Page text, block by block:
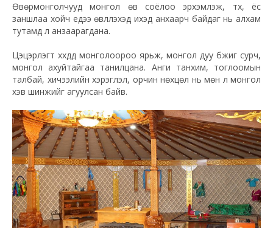
Өвөрмонголчууд монгол өв соёлоо эрхэмлэж, түүх, ёс
заншлаа хойч үедээ өвлүүлэхэд ихэд анхаарч байдаг нь алхам
тутамд л анзаарагдана.
Цэцэрлэгт хүүхдүүд монголоороо ярьж, монгол дуу бүжиг сурч,
монгол ахуйтайгаа танилцана. Анги танхим, тоглоомын
талбай, хичээлийн хэрэглэл, орчин нөхцөл нь мөн л монгол
хэв шинжийг агуулсан байв.